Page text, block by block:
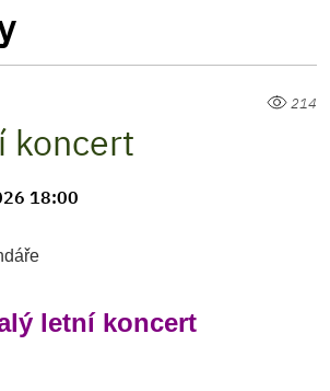
214
koncert
18:00
letní koncert